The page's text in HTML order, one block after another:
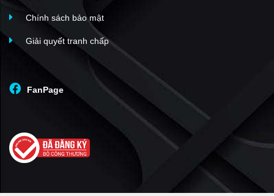
Chính sách bảo mật
Giải quyết tranh chấp
FanPage